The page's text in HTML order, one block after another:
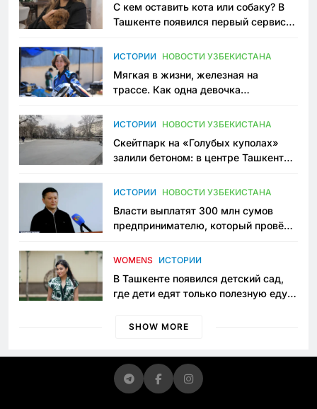
С кем оставить кота или собаку? В
Ташкенте появился первый сервис
ИСТОРИИ НОВОСТИ УЗБЕКИСТАНА
Мягкая в жизни, железная на
трассе. Как одна девочка
Узбекистане
ИСТОРИИ НОВОСТИ УЗБЕКИСТАНА
Скейтпарк на «Голубых куполах»
залили бетоном: в центре Ташкента
пространство
ИСТОРИИ НОВОСТИ УЗБЕКИСТАНА
Власти выплатят 300 млн сумов
предпринимателю, который провёл
приговору
WOMENS ИСТОРИИ
В Ташкенте появился детский сад,
где дети едят только полезную еду.
просить «кашу без сахара»
SHOW MORE